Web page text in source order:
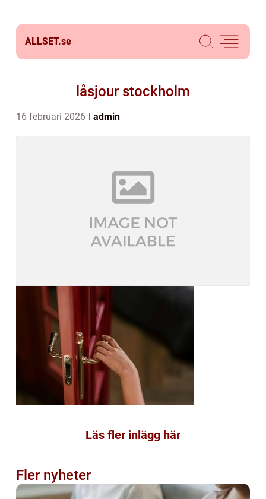
ALLSET.se
låsjour stockholm
16 februari 2026 admin
Läs fler inlägg här
Fler nyheter